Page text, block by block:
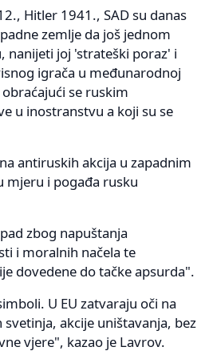
Hitler 1941., SAD su danas
zemlje da još jednom
nanijeti joj 'strateški poraz' i
igrača u međunarodnoj
se ruskim
u inostranstvu a koji su se
antiruskih akcija u zapadnim
mjeru i pogađa rusku
zbog napuštanja
i moralnih načela te
dovedene do tačke apsurda".
U EU zatvaraju oči na
akcije uništavanja, bez
vjere", kazao je Lavrov.